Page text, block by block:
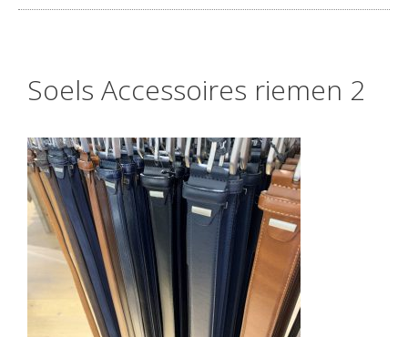
Soels Accessoires riemen 2